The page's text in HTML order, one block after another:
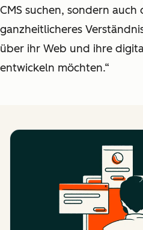
CMS suchen, sondern auch
ganzheitlicheres
über ihr Web und ihre
entwickeln möchten.“